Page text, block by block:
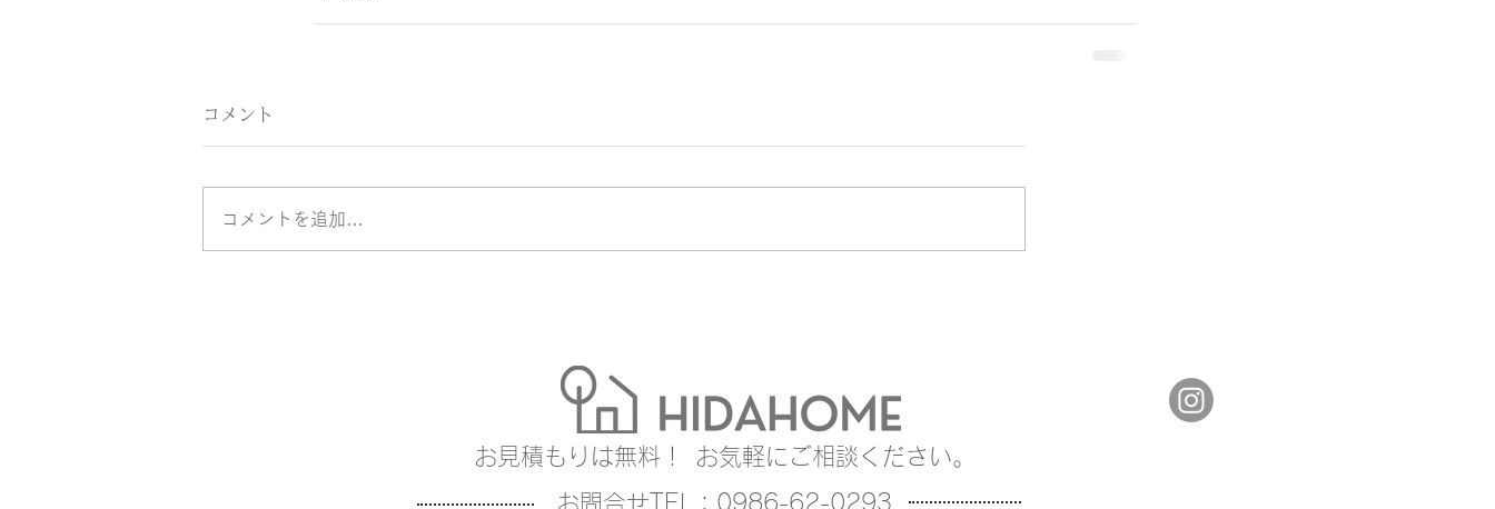
コメント
コメントを追加…
お見積もりは無料！
お気軽にご相談ください。
お問合せTEL：0986-62-0293